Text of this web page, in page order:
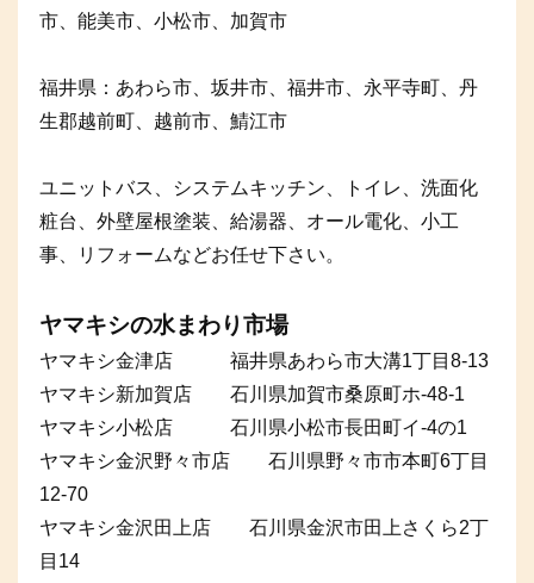
市、能美市、小松市、加賀市
福井県：あわら市、坂井市、福井市、永平寺町、丹
生郡越前町、越前市、鯖江市
ユニットバス、システムキッチン、トイレ、洗面化
粧台、外壁屋根塗装、給湯器、オール電化、小工
事、リフォームなどお任せ下さい。
ヤマキシの水まわり市場
ヤマキシ金津店 福井県あわら市大溝1丁目8-13
ヤマキシ新加賀店 石川県加賀市桑原町ホ-48-1
ヤマキシ小松店 石川県小松市長田町イ-4の1
ヤマキシ金沢野々市店 石川県野々市市本町6丁目
12-70
ヤマキシ金沢田上店 石川県金沢市田上さくら2丁
目14